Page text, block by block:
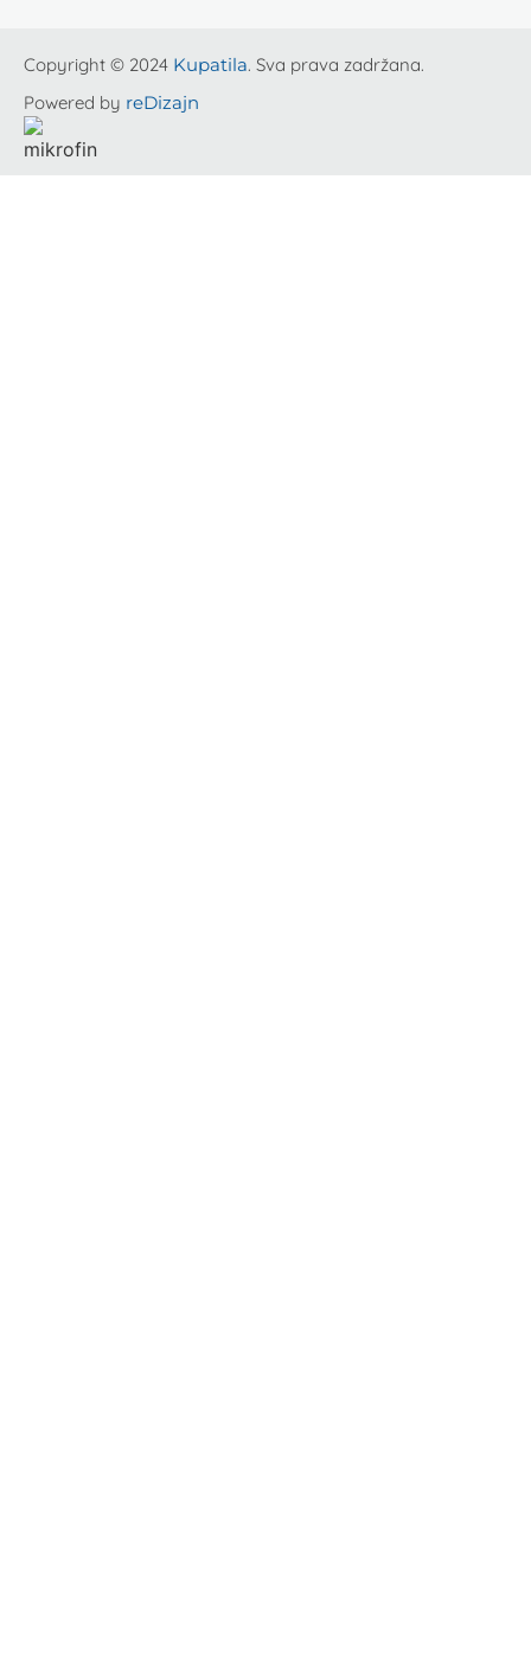
Copyright © 2024 Kupatila. Sva prava zadržana.
Powered by reDizajn